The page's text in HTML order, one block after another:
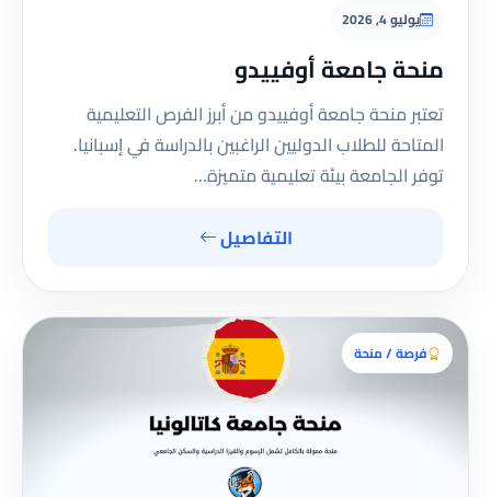
يوليو 4, 2026
منحة جامعة أوفييدو
تعتبر منحة جامعة أوفييدو من أبرز الفرص التعليمية
المتاحة للطلاب الدوليين الراغبين بالدراسة في إسبانيا.
توفر الجامعة بيئة تعليمية متميزة…
التفاصيل
فرصة / منحة